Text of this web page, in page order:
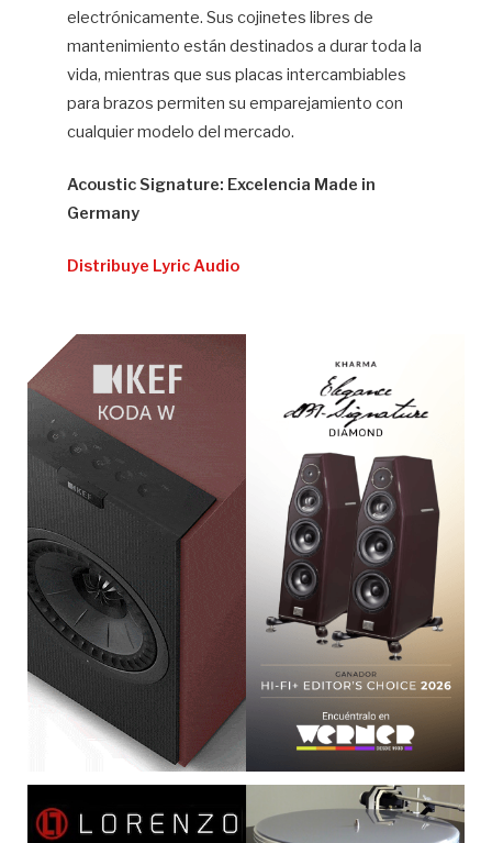
electrónicamente. Sus cojinetes libres de
mantenimiento están destinados a durar toda la
vida, mientras que sus placas intercambiables
para brazos permiten su emparejamiento con
cualquier modelo del mercado.
Acoustic Signature: Excelencia Made in
Germany
Distribuye Lyric Audio